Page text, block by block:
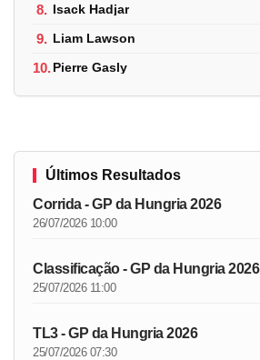
8. Isack Hadjar
9. Liam Lawson
10.Pierre Gasly
Últimos Resultados
Corrida - GP da Hungria 2026
26/07/2026 10:00
Classificação - GP da Hungria 2026
25/07/2026 11:00
TL3 - GP da Hungria 2026
25/07/2026 07:30